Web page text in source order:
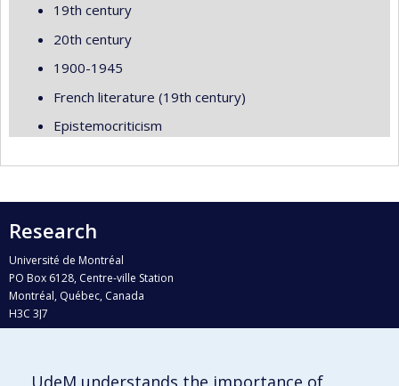
19th century
20th century
1900-1945
French literature (19th century)
Epistemocriticism
Research
Université de Montréal
PO Box 6128, Centre-ville Station
Montréal, Québec, Canada
H3C 3J7
UdeM understands the importance of